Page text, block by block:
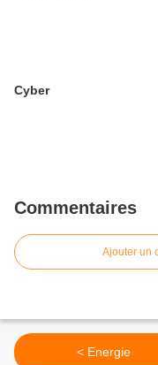
Cyber
Commentaires
Ajouter un
< Energie